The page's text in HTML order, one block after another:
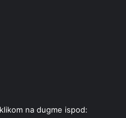
na dugme ispod: